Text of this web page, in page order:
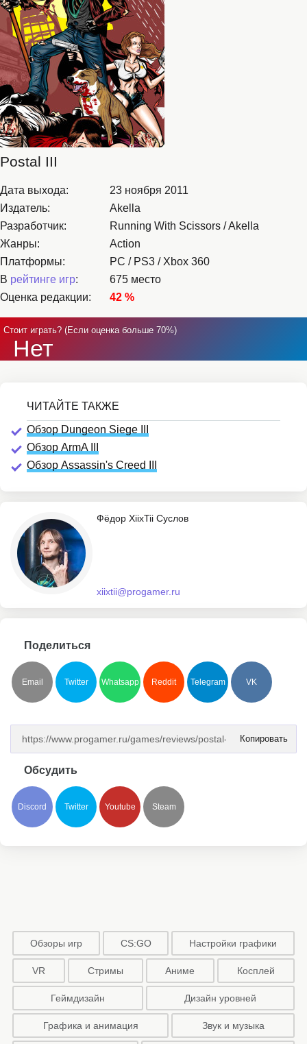
Postal III
Дата выхода:
23 ноября 2011
Издатель:
Akella
Разработчик:
Running With Scissors / Akella
Жанры:
Action
Платформы:
PC / PS3 / Xbox 360
В рейтинге игр:
675 место
Оценка редакции:
42 %
Стоит играть? (Если оценка больше 70%)
Нет
Обзор Dungeon Siege III
Обзор ArmA III
Обзор Assassin's Creed III
Фёдор XiixTii Суслов
xiixtii@progamer.ru
Поделиться
Email Twitter Whatsapp Reddit Telegram VK
Копировать
Обсудить
Discord Twitter Youtube Steam
Обзоры игр CS:GO Настройки графики
VR Стримы Аниме Косплей
Геймдизайн Дизайн уровней
Графика и анимация Звук и музыка